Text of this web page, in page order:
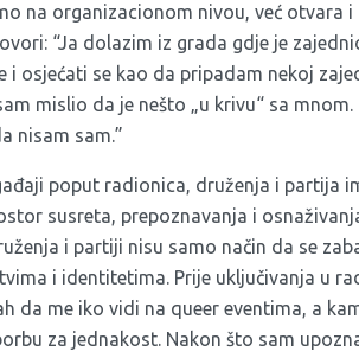
na organizacionom nivou, već otvara
“Ja dolazim iz grada gdje je
i osjećati se kao da pripadam nekoj
mislio da je nešto „u krivu“ sa
nisam sam.”
poput radionica, druženja i partija
susreta, prepoznavanja i
i partiji nisu samo način da se
i identitetima. Prije uključivanja u
da me iko vidi na queer eventima, a
za jednakost. Nakon što sam